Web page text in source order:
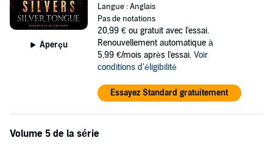
Aperçu
Langue : Anglais
Pas de notations
20,99 € ou gratuit avec l'essai.
Renouvellement automatique à
5,99 €/mois après l'essai. Voir
conditions d'éligibilité
Essayez Standard gratuitement
Volume 5 de la série